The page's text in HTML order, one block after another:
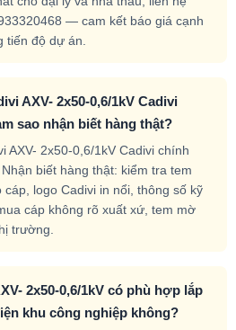
— cam kết báo giá cạnh
tiến độ dự án.
AXV- 2x50-0,6/1kV Cadivi
sao nhận biết hàng thật?
AXV- 2x50-0,6/1kV Cadivi chính
biết hàng thật: kiểm tra tem
logo Cadivi in nổi, thông số kỹ
cáp không rõ xuất xứ, tem mờ
trường.
2x50-0,6/1kV có phù hợp lắp
khu công nghiệp không?